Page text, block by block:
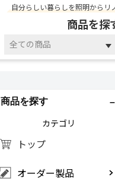
自分らしい暮らしを照明からリ
商品を探
全ての商品
商品を探す
カテゴリ
トップ
オーダー製品